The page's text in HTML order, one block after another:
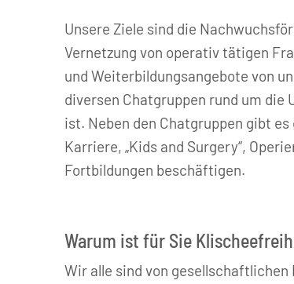
Unsere Ziele sind die
Vernetzung von operativ tätigen
und Weiterbildungsangebote von
diversen Chatgruppen rund um
ist. Neben den Chatgruppen gibt
Karriere, „Kids and Surgery“,
Fortbildungen beschäftigen.
Warum ist für Sie
Wir alle sind von